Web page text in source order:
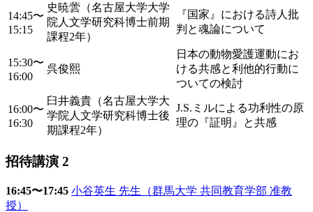
14:45〜
15:15
史暁蕓（名古屋大学大学
院人文学研究科博士前期
課程2年）
『国家』における詩人批
判と魂論について
15:30〜
16:00
呉俊熙
日本の動物愛護運動にお
ける共感と利他的行動に
ついての検討
16:00〜
16:30
臼井義貴（名古屋大学大
学院人文学研究科博士後
期課程2年）
J.S.ミルによる功利性の原
理の『証明』と共感
招待講演 2
16:45〜17:45 小谷英生 先生（群馬大学 共同教育学部 准教
授）